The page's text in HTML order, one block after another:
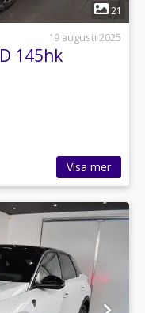
21
19 augusti 2025
145hk
Visa mer